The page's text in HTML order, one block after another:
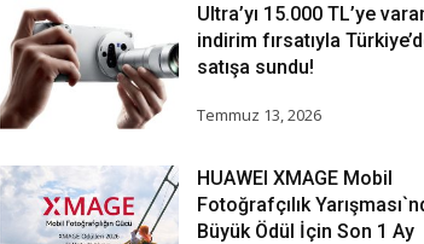
Ultra’yı 15.000 TL’ye
indirim fırsatıyla
satışa sundu!
Temmuz 13, 2026
HUAWEI XMAGE Mobil
Fotoğrafçılık
Büyük Ödül İçin Son 1 Ay